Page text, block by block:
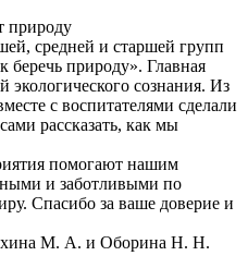
природу
средней и старшей групп
беречь природу». Главная
сознания. Из
с воспитателями сделали
рассказать, как мы
помогают нашим
и заботливыми по
Спасибо за ваше доверие и
М. А. и Оборина Н. Н.